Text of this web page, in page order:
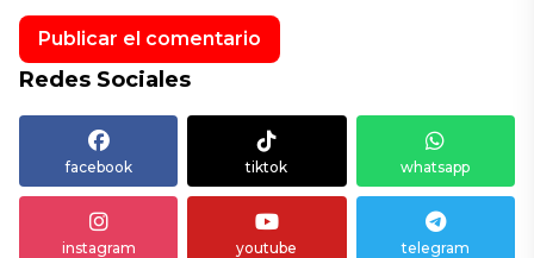
Redes Sociales
facebook tiktok whatsapp
instagram youtube telegram